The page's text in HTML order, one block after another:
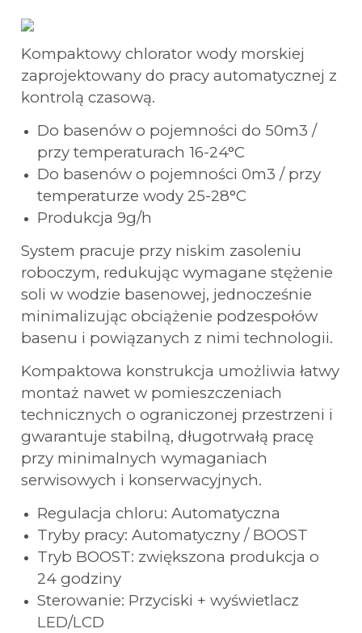
Kompaktowy chlorator wody morskiej
zaprojektowany do pracy automatycznej z
kontrolą czasową.
Do basenów o pojemności do 50m3 /
przy temperaturach 16-24°C
Do basenów o pojemności 0m3 / przy
temperaturze wody 25-28°C
Produkcja 9g/h
System pracuje przy niskim zasoleniu
roboczym, redukując wymagane stężenie
soli w wodzie basenowej, jednocześnie
minimalizując obciążenie podzespołów
basenu i powiązanych z nimi technologii.
Kompaktowa konstrukcja umożliwia łatwy
montaż nawet w pomieszczeniach
technicznych o ograniczonej przestrzeni i
gwarantuje stabilną, długotrwałą pracę
przy minimalnych wymaganiach
serwisowych i konserwacyjnych.
Regulacja chloru: Automatyczna
Tryby pracy: Automatyczny / BOOST
Tryb BOOST: zwiększona produkcja o
24 godziny
Sterowanie: Przyciski + wyświetlacz
LED/LCD